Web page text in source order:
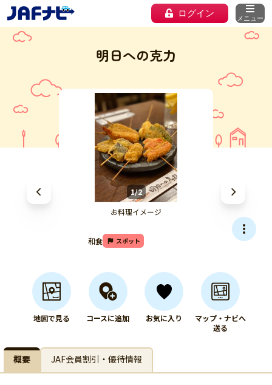
ログイン メニュー
明日への克力
1/2
お料理イメージ
和食 スポット
地図で見る コースに追加 お気に入り
マップ・ナビへ
送る
概要 JAF会員割引・優待情報